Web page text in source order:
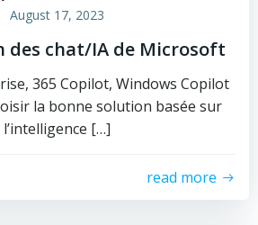
August 17, 2023
des chat/IA de Microsoft
365 Copilot, Windows Copilot
la bonne solution basée sur
l’intelligence […]
read more